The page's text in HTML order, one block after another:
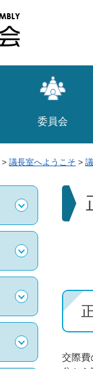
委員会
> 議長室へようこそ >
本
交際費